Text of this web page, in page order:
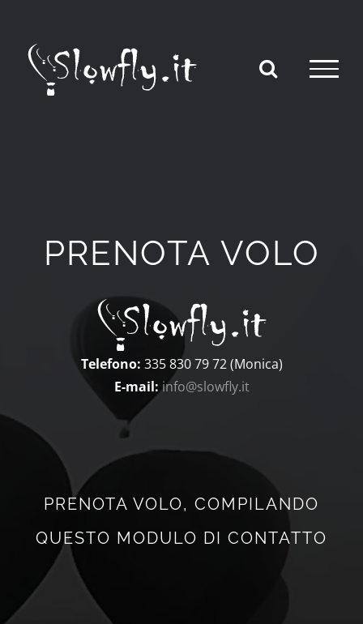
contenuto
PRENOTA VOLO
Telefono: 335 830 79 72 (Monica)
E-mail: info@slowfly.it
PRENOTA VOLO, COMPILANDO
QUESTO MODULO DI CONTATTO